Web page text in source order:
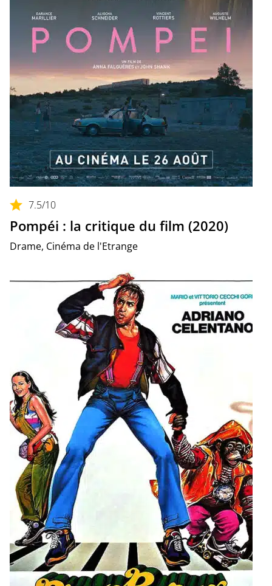
7.5/10
Pompéi : la critique du film (2020)
Drame, Cinéma de l'Etrange